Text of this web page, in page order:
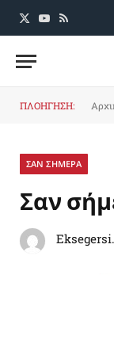
X
YouTube
RSS
ΠΛΟΗΓΗΣΗ:
ΣΑΝ ΣΗΜΕΡΑ
Σαν